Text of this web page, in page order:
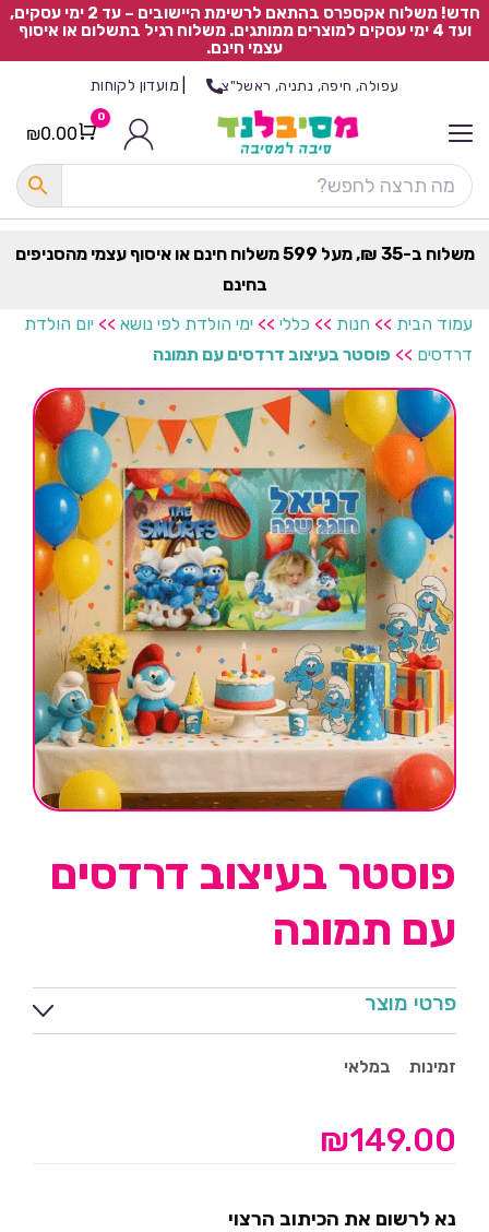
חדש! משלוח אקספרס בהתאם לרשימת היישובים – עד 2 ימי עסקים,
ועד 4 ימי עסקים למוצרים ממותגים. משלוח רגיל בתשלום או איסוף
עצמי חינם.
עפולה, חיפה, נתניה, ראשל"צ מועדון לקוחות
Cart
0
₪0.00
משלוח ב-35 ₪, מעל 599 משלוח חינם או איסוף עצמי מהסניפים
בחינם
עמוד הבית >> חנות >> כללי >> ימי הולדת לפי נושא >> יום הולדת
דרדסים >> פוסטר בעיצוב דרדסים עם תמונה
פוסטר בעיצוב דרדסים
עם תמונה
פרטי מוצר
זמינות במלאי
₪149.00
נא לרשום את הכיתוב הרצוי